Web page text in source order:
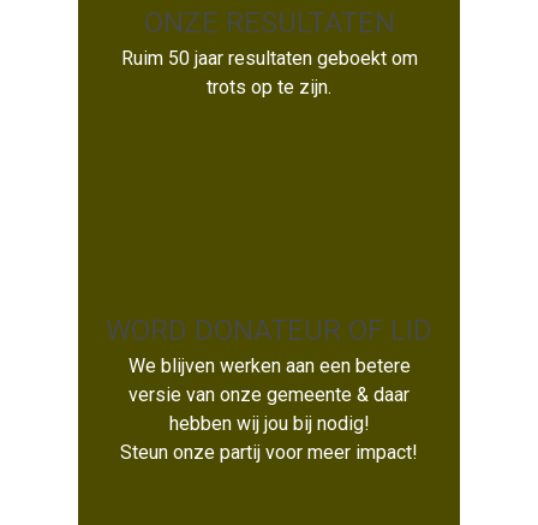
ONZE RESULTATEN
Ruim 50 jaar resultaten geboekt om
trots op te zijn.
ONZE RESULTATEN
WORD DONATEUR OF LID
We blijven werken aan een betere
versie van onze gemeente & daar
hebben wij jou bij nodig!
Steun onze partij voor meer impact!
WORD DONATEUR OF LID